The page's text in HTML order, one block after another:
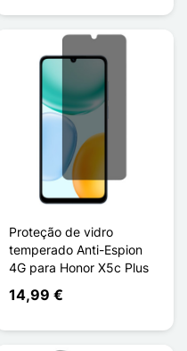
Proteção de vidro
temperado Anti-Espion
4G para Honor X5c Plus
14,99 €